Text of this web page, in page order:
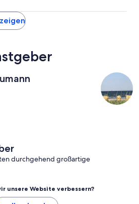
durchgehend großartige
unsere Website verbessern?